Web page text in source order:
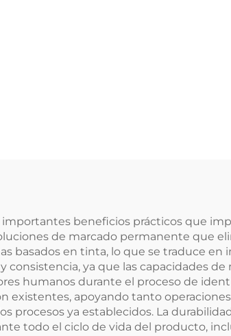
beneficios prácticos que
de marcado permanente que
basados en tinta, lo que se traduce en
consistencia, ya que las capacidades
humanos durante el proceso de
existentes, apoyando tanto
ya establecidos. La
todo el ciclo de vida del producto,